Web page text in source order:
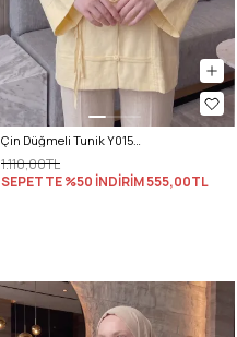
Çin Düğmeli Tunik Y0158 - SARI
1.110,00TL
SEPETTE %50 İNDİRİM555,00TL